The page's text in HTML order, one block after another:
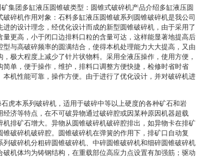
集团多缸液压圆锥破类型：圆锥式破碎机产品介绍多缸液压圆
碎机作用对象：石料多缸液压圆锥破系列圆锥破碎机是我公司
的设计理念，经优化设计而成的新型圆锥破碎机，由于采用了
更高，小于闭口边排料口粒的含量可达，这样能显著地提高后
与高破碎频率的圆满结合，使得本机处理能力大大提高，又由
极大程度上减少了针片状物料。采用全液压操作，使用方便，
单，便于操作，维护，排料口调整方便快捷，检修时省时省
机性能可靠，操作方便。由于进行了优化设计，并对破碎机进
虎本系列破碎机，适用于破碎中等以上硬度的各种矿石和岩
济等特点，在不可破异物通过破碎腔或因某种原因机器超载
排矿石增大。异物从圆锥破碎机破碎腔排出，如异物卡在排矿
破碎机破碎腔。圆锥破碎机在弹簧的作用下，排矿口自动复
破碎机分粗碎圆锥破碎机、中碎圆锥破碎机和细碎圆锥破碎机
机体均为铸钢结构，在重载部位高应力点设置有加强筋；驱动